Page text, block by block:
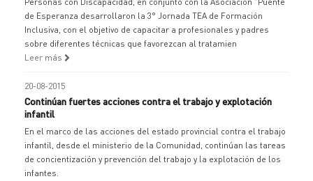
de Esperanza desarrollaron la 3° Jornada TEA de Formación
Inclusiva, con el objetivo de capacitar a profesionales y padres
sobre diferentes técnicas que favorezcan al tratamien
Leer más
20-08-2015
Continúan fuertes acciones contra el trabajo y explotación
infantil
En el marco de las acciones del estado provincial contra el trabajo
infantil, desde el ministerio de la Comunidad, continúan las tareas
de concientización y prevención del trabajo y la explotación de los
infantes.